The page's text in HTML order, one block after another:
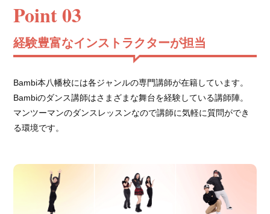
Point 03
経験豊富なインストラクターが担当
Bambi本八幡校には各ジャンルの専門講師が在籍しています。
Bambiのダンス講師はさまざまな舞台を経験している講師陣。
マンツーマンのダンスレッスンなので講師に気軽に質問ができ
る環境です。